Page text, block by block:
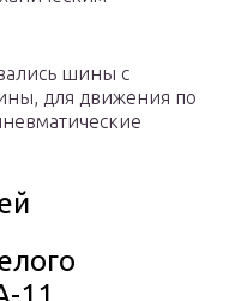
шины с
для движения по